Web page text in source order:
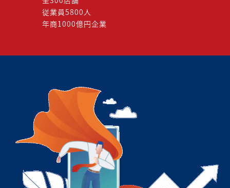
従業員5800人
年商1000億円企業